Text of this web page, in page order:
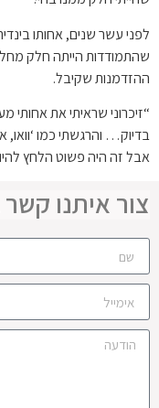
לפני עשר שנים, אחותו
שהתמודדות הייתה חלק
ההזדמנות שקיבל.
בדיוק… והרגשתי כמו ‘וואו,
אבל זה היה פשוט הלחץ
צור איתנו